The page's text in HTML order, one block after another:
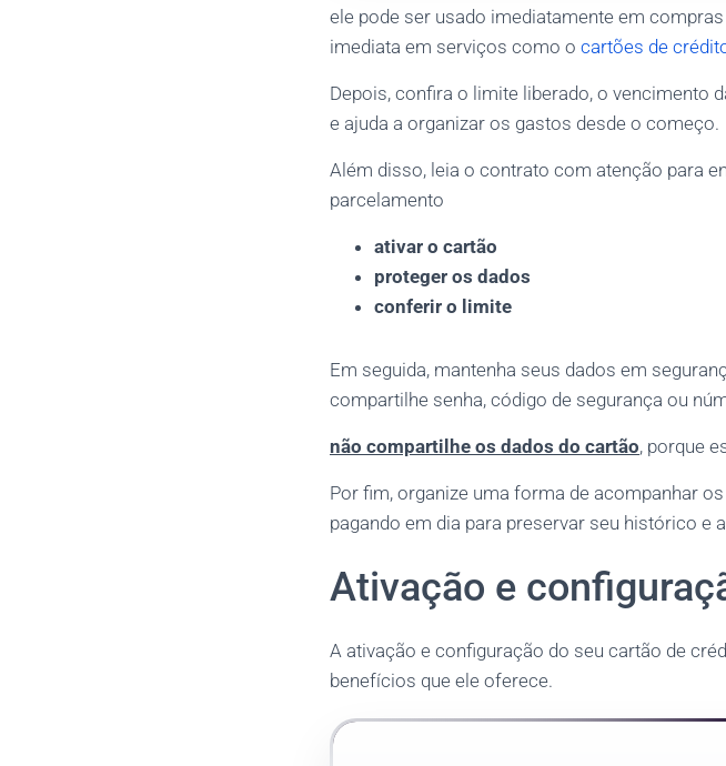
ele pode ser usado imediatamente em
imediata em serviços como o cartões de
Depois, confira o limite liberado, o vencimento
e ajuda a organizar os gastos desde o começo.
Além disso, leia o contrato com atenção para
parcelamento
ativar o cartão
proteger os dados
conferir o limite
Em seguida, mantenha seus dados em
compartilhe senha, código de segurança ou
não compartilhe os dados do cartão, porque
Por fim, organize uma forma de acompanhar
pagando em dia para preservar seu histórico e
Ativação e
A ativação e configuração do seu cartão de
benefícios que ele oferece.